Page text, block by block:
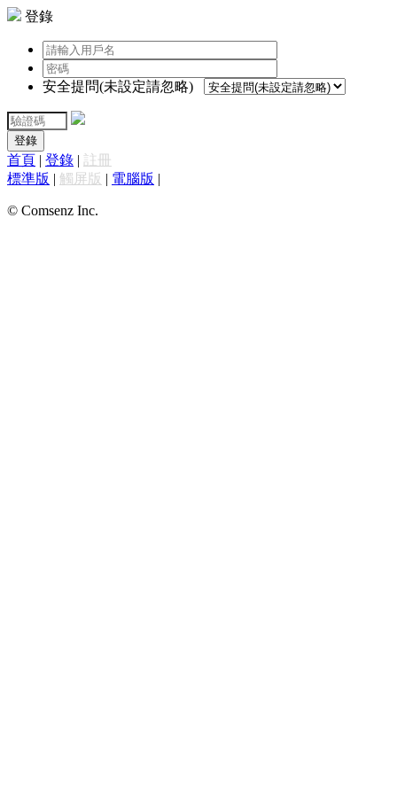
登錄
安全提問(未設定請忽略)
登錄
首頁 | 登錄 | 註冊
標準版 | 觸屏版 | 電腦版 |
© Comsenz Inc.